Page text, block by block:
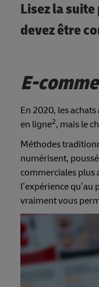
Lisez la
devez être
E-
En 2020, les
en ligne2, mais le
Méthodes
numérisent,
commerciales plus
l’expérience
vraiment vous